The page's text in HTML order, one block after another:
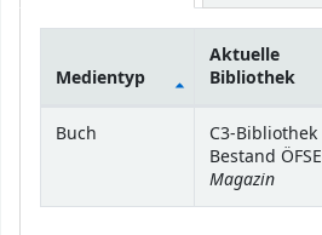
Exemplare
Medientyp
Aktuelle
Bibliothek
Buch
C3-Bibliothek
Bestand ÖFSE
Magazin